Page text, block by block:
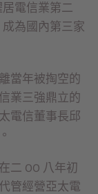
電信業第二
為國內第三家
當年被掏空的
業三強鼎立的
電信董事長邱
二 OO 八年初
管經營亞太電